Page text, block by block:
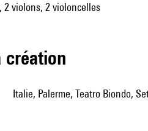
2 violons, 2 violoncelles
création
Italie, Palerme, Teatro Biondo,